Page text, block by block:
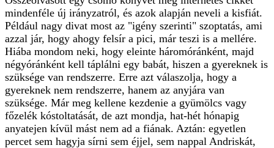
mindenféle új irányzatról, és azok alapján neveli a kisfiát.
Például nagy divat most az "igény szerinti" szoptatás, ami
azzal jár, hogy ahogy felsír a pici, már teszi is a mellére.
Hiába mondom neki, hogy eleinte háromóránként, majd
négyóránként kell táplálni egy babát, hiszen a gyereknek is
szüksége van rendszerre. Erre azt válaszolja, hogy a
gyereknek nem rendszerre, hanem az anyjára van
szüksége. Már meg kellene kezdenie a gyümölcs vagy
főzelék kóstoltatását, de azt mondja, hat-hét hónapig
anyatejen kívül mást nem ad a fiának. Aztán: egyetlen
percet sem hagyja sírni sem éjjel, sem nappal Andriskát,